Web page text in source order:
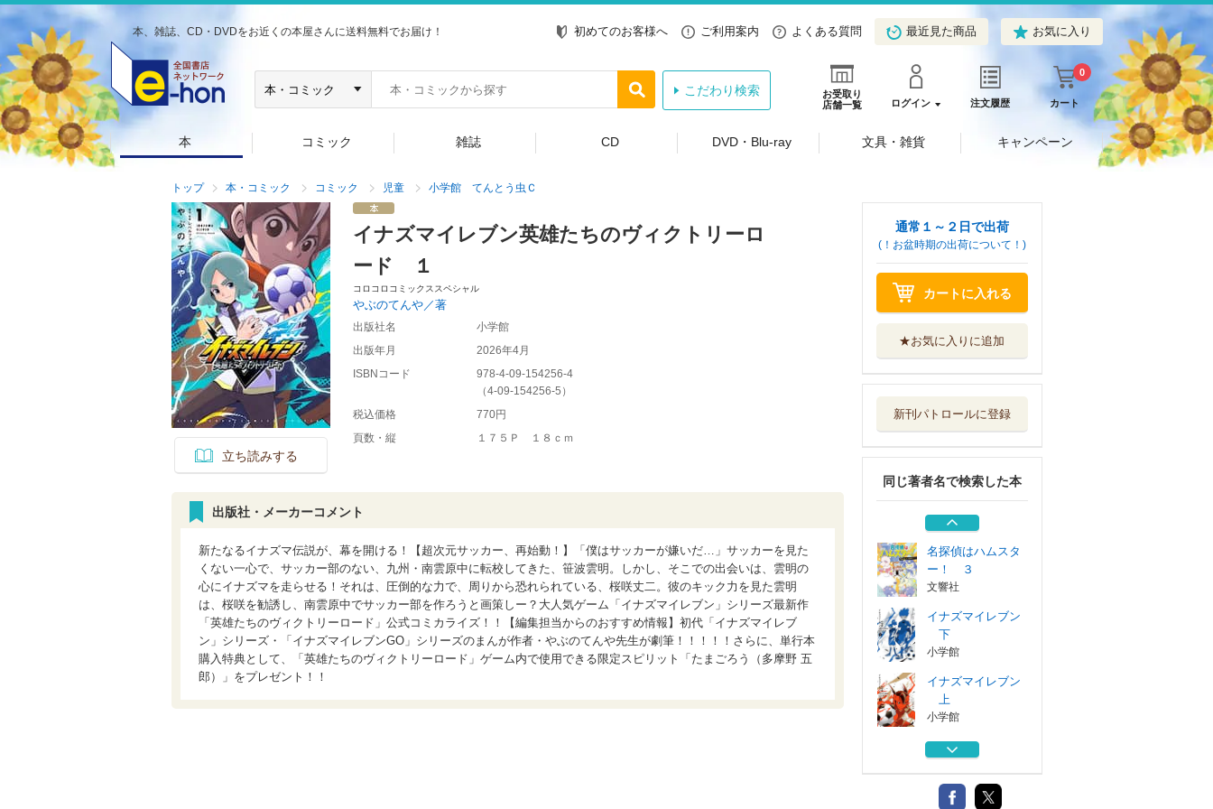
本、雑誌、CD・DVDをお近くの本屋さんに送料無料でお届け！ 初めてのお客様へ ご利用案内 よくある質問 最近見た商品 お気に入り
お受取り
店舗一覧
ログイン 注文履歴 カート
0
こだわり検索
本 コミック 雑誌 CD DVD・Blu-ray 文具・雑貨 キャンペーン
トップ 本・コミック コミック 児童 小学館 てんとう虫Ｃ
立ち読みする
イナズマイレブン英雄たちのヴィクトリーロ
ード １
コロコロコミックススペシャル
やぶのてんや／著
出版社名
小学館
出版年月
2026年4月
ISBNコード
978-4-09-154256-4
（4-09-154256-5 ）
税込価格
770円
頁数・縦
１７５Ｐ １８ｃｍ
出版社・メーカーコメント
新たなるイナズマ伝説が、幕を開ける！【超次元サッカー、再始動！】「僕はサッカーが嫌いだ…」サッカーを見た
くない一心で、サッカー部のない、九州・南雲原中に転校してきた、笹波雲明。しかし、そこでの出会いは、雲明の
心にイナズマを走らせる！それは、圧倒的な力で、周りから恐れられている、桜咲丈二。彼のキック力を見た雲明
は、桜咲を勧誘し、南雲原中でサッカー部を作ろうと画策しー？大人気ゲーム「イナズマイレブン」シリーズ最新作
「英雄たちのヴィクトリーロード」公式コミカライズ！！【編集担当からのおすすめ情報】初代「イナズマイレブ
ン」シリーズ・「イナズマイレブンGO」シリーズのまんが作者・やぶのてんや先生が劇筆！！！！！さらに、単行本
購入特典として、「英雄たちのヴィクトリーロード」ゲーム内で使用できる限定スピリット「たまごろう（多摩野 五
郎）」をプレゼント！！
通常１～２日で出荷
(！お盆時期の出荷について！)
カートに入れる
★お気に入りに追加
新刊パトロールに登録
同じ著者名で検索した本
イナズマイレブン
上
ベンケイのナキド
小学館
うんこそうり ３
文響社
名探偵はハムスタ
ー！ ３
文響社
イナズマイレブン
下
小学館
イナズマイレブン
上
小学館
ベンケイのナキド
小学館